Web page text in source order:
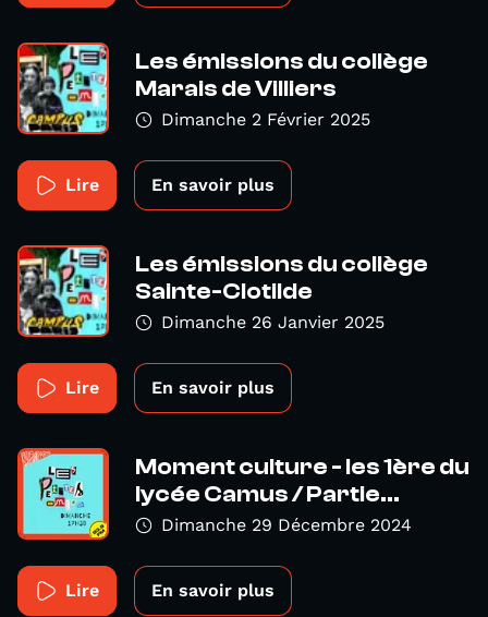
Les émissions du collège
Marais de Villiers
Dimanche 2 Février 2025
Lire En savoir plus
Les émissions du collège
Sainte-Clotilde
Dimanche 26 Janvier 2025
Lire En savoir plus
Moment culture - les 1ère du
lycée Camus / Partie...
Dimanche 29 Décembre 2024
Lire En savoir plus